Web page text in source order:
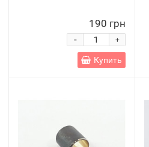
190 грн
+
-
Купить